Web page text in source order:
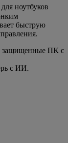
ноутбуков
быструю
защищенные ПК с
с ИИ.